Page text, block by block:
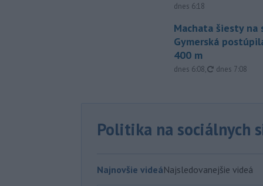
dnes 6:18
Machata šiesty na
Gymerská
400 m
dnes 6:08, aktualizované
dnes 7:08
Politika na sociálnych
Najnovšie videáNajsledovanejšie videá